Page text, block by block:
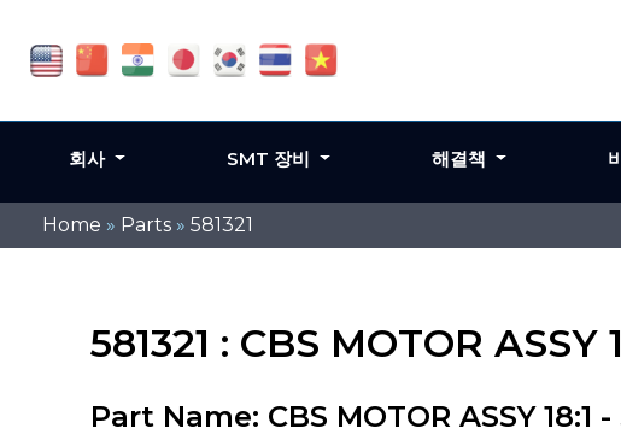
Home » Parts » 581321
581321 : CBS MOTOR
Part Name: CBS MOTOR ASSY
회사 SMT 장비 해결책